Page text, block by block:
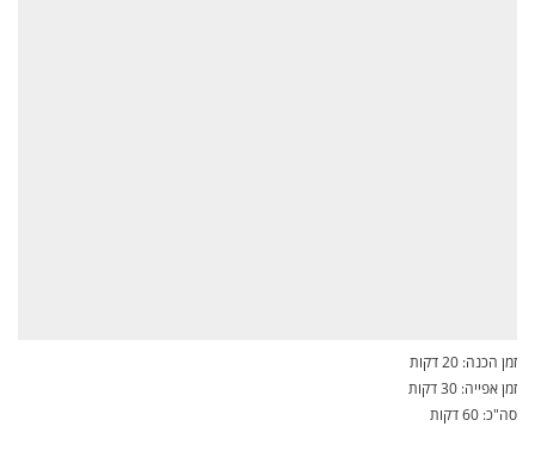
זמן הכנה: 20 דקות
זמן אפייה: 30 דקות
סה"כ: 60 דקות